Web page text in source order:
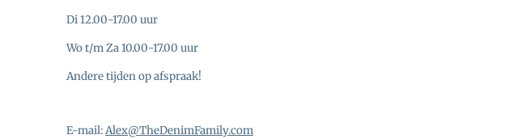
Di 12.00-17.00 uur
Wo t/m Za 10.00-17.00 uur
Andere tijden op afspraak!
E-mail:Alex@TheDenimFamily.com